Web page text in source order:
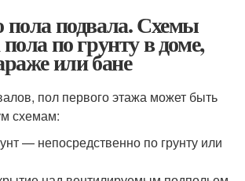
пола подвала. Схемы
по грунту в доме,
или бане
пол первого этажа может быть
схемам:
— непосредственно по грунту или